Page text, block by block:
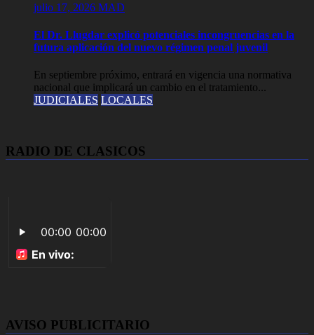
julio 17, 2026 MAD
El Dr. Llugdar explicó potenciales incongruencias en la
futura aplicación del nuevo régimen penal juvenil
En septiembre próximo, entrará en vigencia una normativa
nacional que implicará un cambio en el tratamiento...
JUDICIALES LOCALES
RADIO DE CLASICOS
AVISO PUBLICITARIO